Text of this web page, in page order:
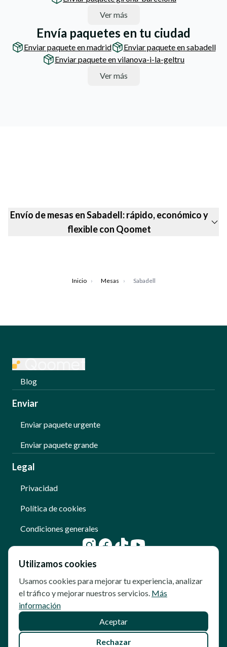
Ver más
Envía paquetes en tu ciudad
Enviar paquete en madrid
Enviar paquete en sabadell
Enviar paquete en vilanova-i-la-geltru
Ver más
Envío de mesas en Sabadell: rápido, económico y
flexible con Qoomet
Inicio › Mesas › Sabadell
Blog
Enviar
Enviar paquete urgente
Enviar paquete grande
Legal
Privacidad
Política de cookies
Condiciones generales
© Copyright - Qoomet
Utilizamos cookies
Usamos cookies para mejorar tu experiencia, analizar
el tráfico y mejorar nuestros servicios. Más
información
Aceptar
Rechazar